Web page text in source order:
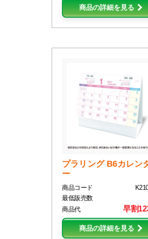
商品の詳細を見る
プラリング B6カレン
ー
商品コード
最低販売数
商品代
早割
商品の詳細を見る